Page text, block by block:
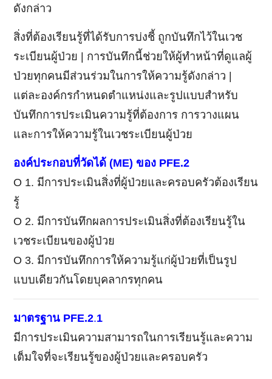
ดังกล่าว
สิ่งที่ต้องเรียนรู้ที่ได้รับการบ่งชี้ ถูกบันทึกไว้ในเวช
ระเบียนผู้ป่วย | การบันทึกนี้ช่วยให้ผู้ทำหน้าที่ดูแลผู้
ป่วยทุกคนมีส่วนร่วมในการให้ความรู้ดังกล่าว |
แต่ละองค์กรกำหนดตำแหน่งและรูปแบบสำหรับ
บันทึกการประเมินความรู้ที่ต้องการ การวางแผน
และการให้ความรู้ในเวชระเบียนผู้ป่วย
องค์ประกอบที่วัดได้ (ME) ของ PFE.2
Ο 1. มีการประเมินสิ่งที่ผู้ป่วยและครอบครัวต้องเรียน
รู้
Ο 2. มีการบันทึกผลการประเมินสิ่งที่ต้องเรียนรู้ใน
เวชระเบียนของผู้ป่วย
Ο 3. มีการบันทึกการให้ความรู้แก่ผู้ป่วยที่เป็นรูป
แบบเดียวกันโดยบุคลากรทุกคน
มาตรฐาน PFE.2.1
มีการประเมินความสามารถในการเรียนรู้และความ
เต็มใจที่จะเรียนรู้ของผู้ป่วยและครอบครัว